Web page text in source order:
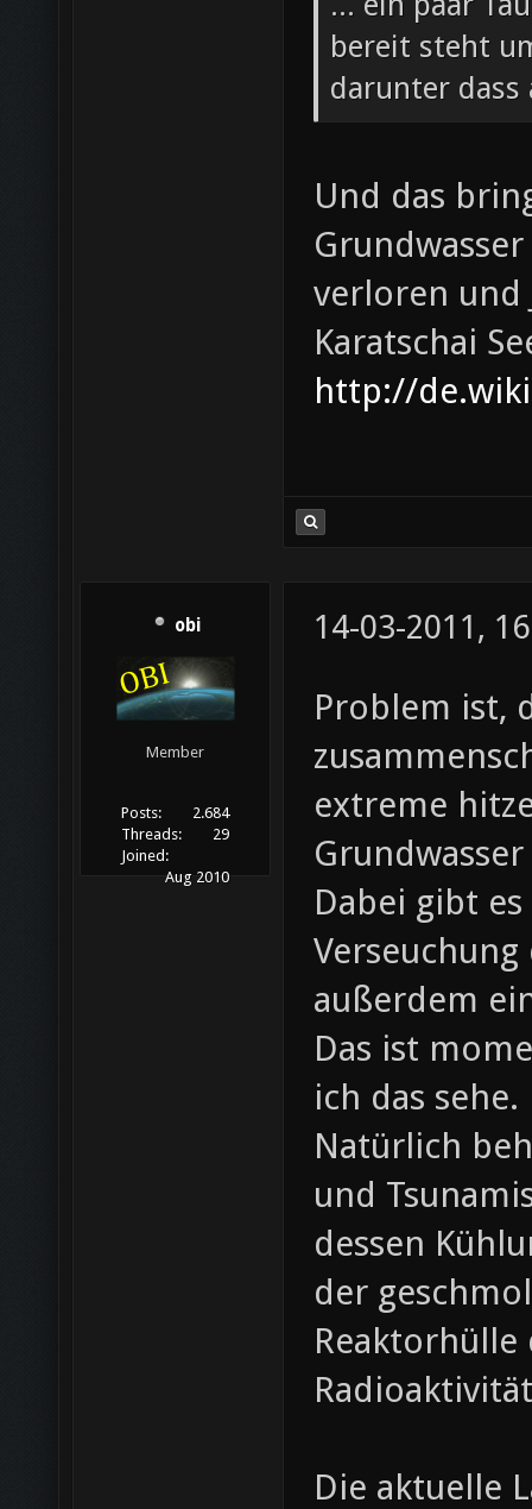
bereit steht
darunter dass
Und das
verloren und
Karatschai
http://
obi
Member
Posts:
2.684
Threads:
29
Joined:
Aug 2010
14-03-2011,
Problem ist,
extreme
Dabei gibt
außerdem
Das ist
ich das sehe.
Natürlich
und
dessen
der
Die aktuelle